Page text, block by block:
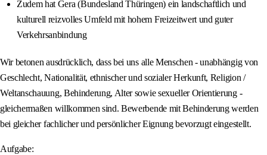
Zudem hat Gera (Bundesland Thüringen) ein landschaftlich und
kulturell reizvolles Umfeld mit hohem Freizeitwert und guter
Verkehrsanbindung
Wir betonen ausdrücklich, dass bei uns alle Menschen - unabhängig von
Geschlecht, Nationalität, ethnischer und sozialer Herkunft, Religion /
Weltanschauung, Behinderung, Alter sowie sexueller Orientierung -
gleichermaßen willkommen sind. Bewerbende mit Behinderung werden
bei gleicher fachlicher und persönlicher Eignung bevorzugt eingestellt.
Aufgabe: